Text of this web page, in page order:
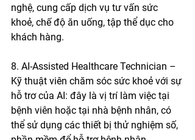
nghệ, cung cấp dịch vụ tư vấn sức
khoẻ, chế độ ăn uống, tập thể dục cho
khách hàng.
8. AI-Assisted Healthcare Technician –
Kỹ thuật viên chăm sóc sức khoẻ với sự
hỗ trơ của AI: đây là vị trí làm việc tại
bệnh viên hoặc tại nhà bệnh nhân, có
thể sử dụng các thiết bị thử nghiệm số,